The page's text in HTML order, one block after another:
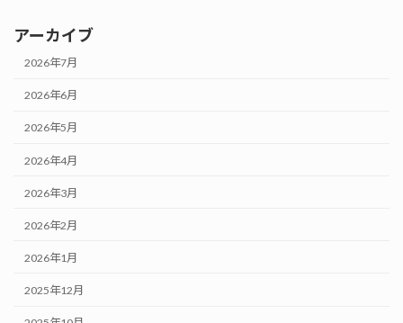
アーカイブ
2026年7月
2026年6月
2026年5月
2026年4月
2026年3月
2026年2月
2026年1月
2025年12月